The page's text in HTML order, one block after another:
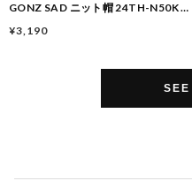
GONZ SAD ニット帽 24TH-N50K 子
¥3,190
SEE